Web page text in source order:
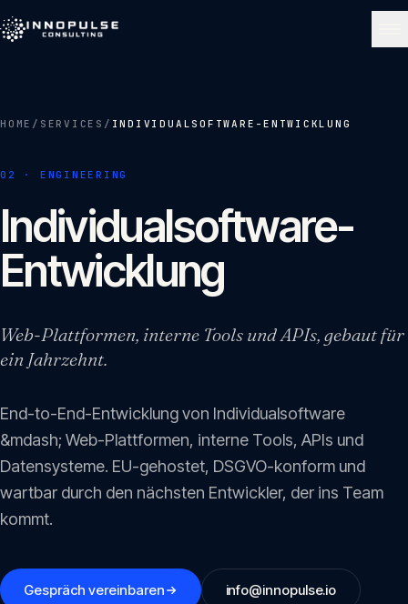
Über uns 02
Leistungen 03
Portfolio
Insights
Glossar 06
Kontakt 07
HOME / SERVICES / INDIVIDUALSOFTWARE-ENTWICKLUNG
02 · ENGINEERING
Individualsoftware-
Entwicklung
Web-Plattformen, interne Tools und APIs, gebaut für
ein Jahrzehnt.
End-to-End-Entwicklung von Individualsoftware
&mdash; Web-Plattformen, interne Tools, APIs und
Datensysteme. EU-gehostet, DSGVO-konform und
wartbar durch den nächsten Entwickler, der ins Team
kommt.
Gespräch vereinbaren info@innopulse.io